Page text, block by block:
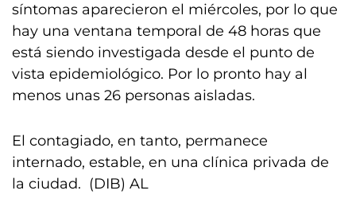
síntomas aparecieron el miércoles, por lo que
hay una ventana temporal de 48 horas que
está siendo investigada desde el punto de
vista epidemiológico. Por lo pronto hay al
menos unas 26 personas aisladas.
El contagiado, en tanto, permanece
internado, estable, en una clínica privada de
la ciudad. (DIB) AL